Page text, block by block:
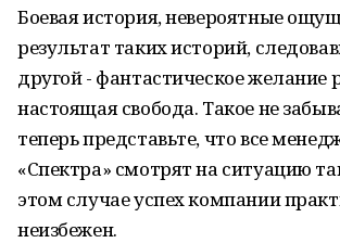
Боевая история, невероятные
результат таких историй,
другой - фантастическое желание
настоящая свобода. Такое не
теперь представьте, что все
«Спектра» смотрят на ситуацию
этом случае успех компании
неизбежен.